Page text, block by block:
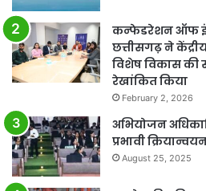
कन्फेडरेशन ऑफ
छत्तीसगढ़ ने
विशेष विकास की
रेखांकित किया
February 2, 2026
अभियोजन
प्रभावी
August 25, 2025